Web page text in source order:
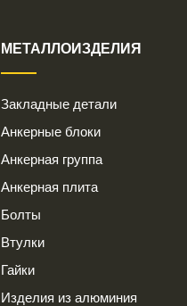
МЕТАЛЛОИЗДЕЛИЯ
Закладные детали
Анкерные блоки
Анкерная группа
Анкерная плита
Болты
Втулки
Гайки
Изделия из алюминия